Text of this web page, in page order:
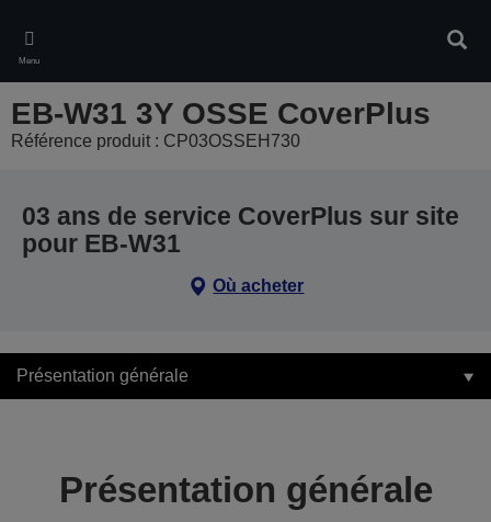
main
content
Menu
EB-W31 3Y OSSE CoverPlus
Référence produit : CP03OSSEH730
03 ans de service CoverPlus sur site
pour EB-W31
Où acheter
Présentation générale
Présentation générale